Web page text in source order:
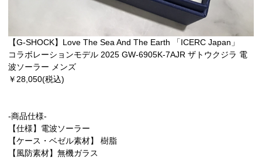
【G-SHOCK】Love The Sea And The Earth 「ICERC Japan」
コラボレーションモデル 2025 GW-6905K-7AJR ザトウクジラ 電
波ソーラー メンズ
￥28,050(税込)
-商品仕様-
【仕様】電波ソーラー
【ケース・ベゼル素材】 樹脂
【風防素材】無機ガラス